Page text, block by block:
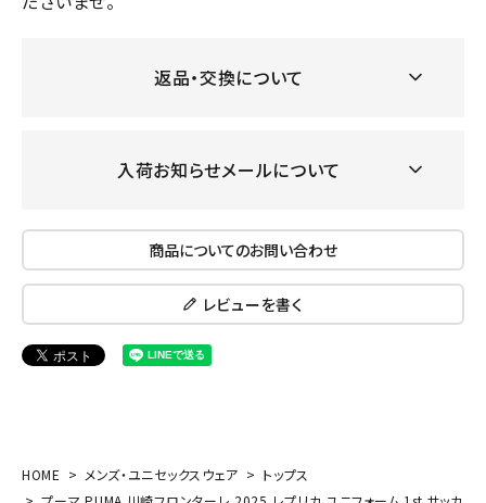
返品・交換について
入荷お知らせメールについて
商品についてのお問い合わせ
レビューを書く
HOME メンズ・ユニセックスウェア
トップス